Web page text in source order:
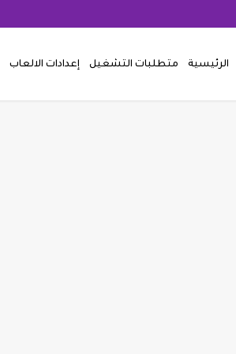
الرئيسية متطلبات التشغيل إعدادات الالعاب